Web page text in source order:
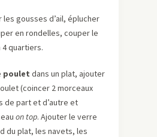
les gousses d’ail, éplucher
en rondelles, couper le
4 quartiers.
poulet dans un plat, ajouter
(coincer 2 morceaux
de part et d’autre et
on top. Ajouter le verre
du plat, les navets, les